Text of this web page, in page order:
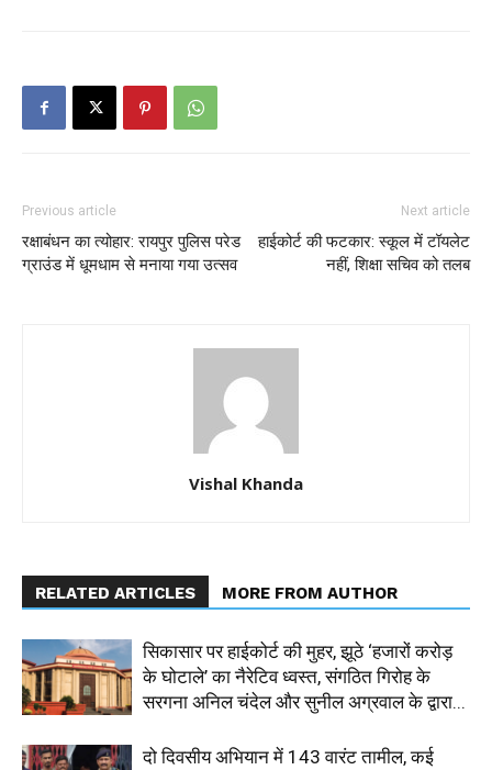
Previous article
रक्षाबंधन का त्योहार: रायपुर पुलिस परेड
ग्राउंड में धूमधाम से मनाया गया उत्सव
Next article
हाईकोर्ट की फटकार: स्कूल में टॉयलेट
नहीं, शिक्षा सचिव को तलब
Vishal Khanda
RELATED ARTICLES MORE FROM AUTHOR
सिकासार पर हाईकोर्ट की मुहर, झूठे ‘हजारों करोड़
के घोटाले’ का नैरेटिव ध्वस्त, संगठित गिरोह के
सरगना अनिल चंदेल और सुनील अग्रवाल के द्वारा...
दो दिवसीय अभियान में 143 वारंट तामील, कई